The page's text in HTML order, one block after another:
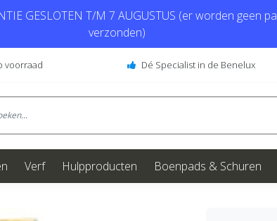
GESLOTEN T/M 7 AUGUSTUS (er worden geen
verzonden)
voorraad Dé Specialist in de Benelux
Verf Hulpproducten Boenpads & Schuren